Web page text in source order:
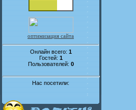
оптимизация сайта
Онлайн всего: 1
Гостей: 1
Пользователей: 0
Нас посетили: